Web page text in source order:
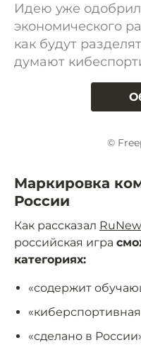
Идею уже
экономического
как будут
думают
©
Маркировка
России
Как рассказал
российская игра
категориях:
«содержит
«сделано в